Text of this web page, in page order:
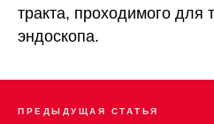
тракта, проходимого для
эндоскопа.
ПРЕДЫДУЩАЯ СТАТЬЯ